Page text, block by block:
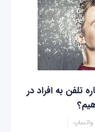
تلفن به افراد در
واتساپ